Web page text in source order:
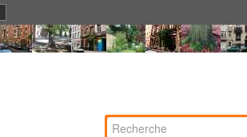
Chercher par